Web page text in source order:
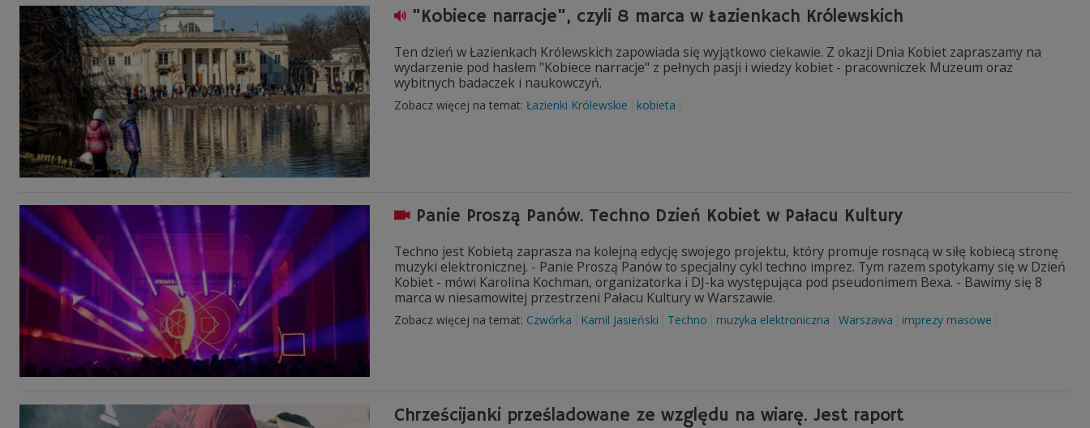
"Kobiece narracje", czyli 8 marca w Łazienkach Królewskich
Ten dzień w Łazienkach Królewskich zapowiada się wyjątkowo ciekawie. Z okazji Dnia Kobiet zapraszamy na
wydarzenie pod hasłem "Kobiece narracje" z pełnych pasji i wiedzy kobiet - pracowniczek Muzeum oraz
wybitnych badaczek i naukowczyń.
Zobacz więcej na temat: Łazienki Królewskie kobieta
Panie Proszą Panów. Techno Dzień Kobiet w Pałacu Kultury
Techno jest Kobietą zaprasza na kolejną edycję swojego projektu, który promuje rosnącą w siłę kobiecą stronę
muzyki elektronicznej. - Panie Proszą Panów to specjalny cykl techno imprez. Tym razem spotykamy się w Dzień
Kobiet - mówi Karolina Kochman, organizatorka i DJ-ka występująca pod pseudonimem Bexa. - Bawimy się 8
marca w niesamowitej przestrzeni Pałacu Kultury w Warszawie.
Zobacz więcej na temat: Czwórka Kamil Jasieński Techno muzyka elektroniczna Warszawa imprezy masowe
Chrześcijanki prześladowane ze względu na wiarę. Jest raport